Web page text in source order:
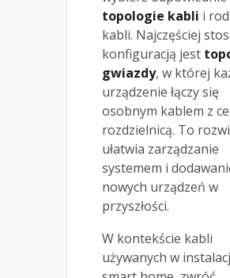
topologie kabli i
kabli. Najczęściej
konfiguracją jest
gwiazdy, w której
urządzenie łączy się
osobnym kablem z
rozdzielnicą. To
ułatwia zarządzanie
systemem i
nowych urządzeń w
przyszłości.
W kontekście kabli
używanych w